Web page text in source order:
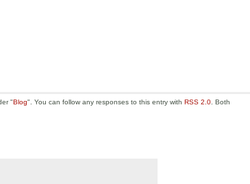
"Blog". You can follow any responses to this entry with RSS 2.0 . Both